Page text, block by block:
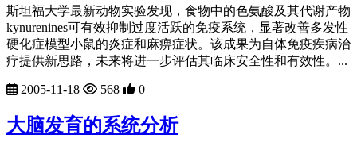
斯坦福大学最新动物实验发现，食物中的色氨酸及其代谢产物
kynurenines可有效抑制过度活跃的免疫系统，显著改善多发性
硬化症模型小鼠的炎症和麻痹症状。该成果为自体免疫疾病治
疗提供新思路，未来将进一步评估其临床安全性和有效性。...
2005-11-18 568 0
大脑发育的系统分析